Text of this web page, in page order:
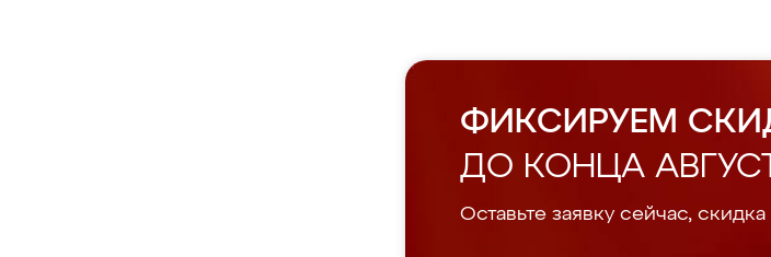
ФИКСИРУЕМ
ДО КОНЦА
Оставьте заявку сейчас, скидка